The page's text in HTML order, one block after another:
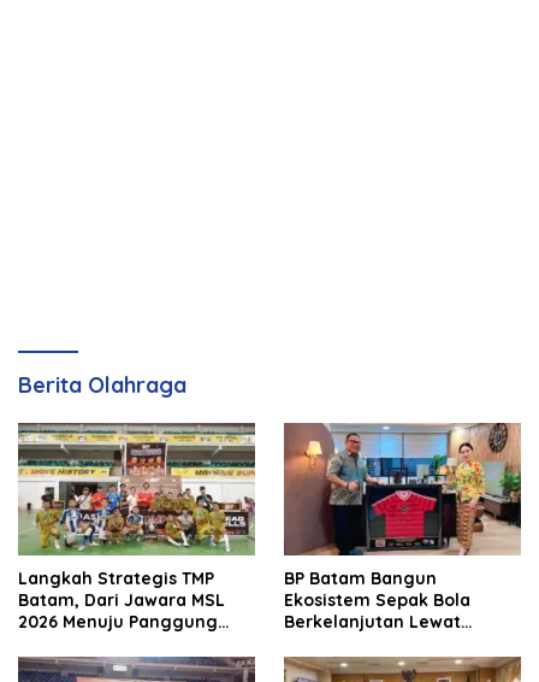
Berita Olahraga
Langkah Strategis TMP
Batam, Dari Jawara MSL
2026 Menuju Panggung
BP Batam Bangun
Ekosistem Sepak Bola
Berkelanjutan Lewat